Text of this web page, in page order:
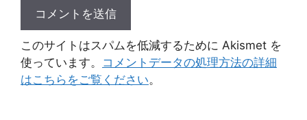
このサイトはスパムを低減するために Akismet を
使っています。 コメントデータの処理方法の詳細
はこちらをご覧ください。